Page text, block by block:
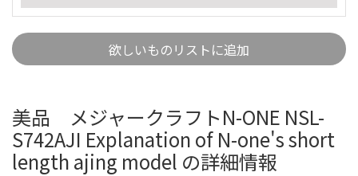
欲しいものリストに追加
美品 メジャークラフトN-ONE NSL-
S742AJI Explanation of N-one's short
length ajing model の詳細情報